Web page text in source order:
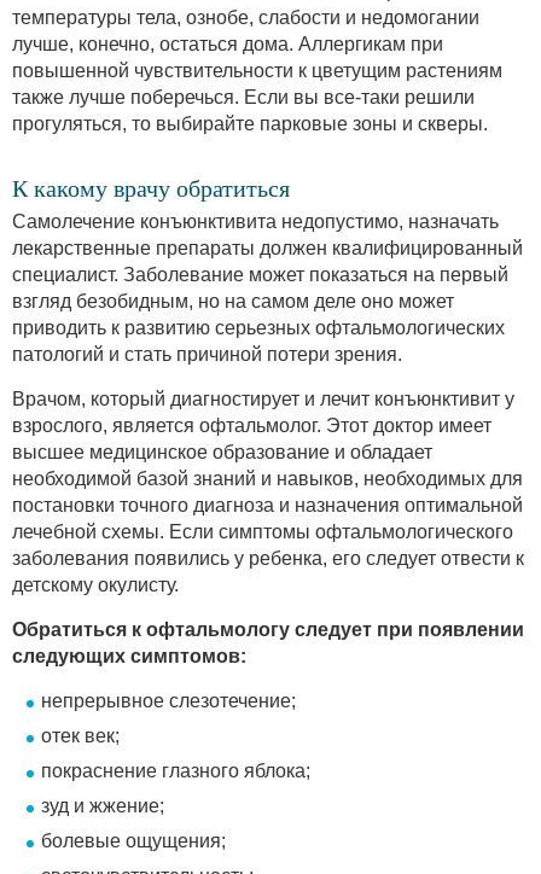
температуры тела, ознобе, слабости и недомогании
лучше, конечно, остаться дома. Аллергикам при
повышенной чувствительности к цветущим растениям
также лучше поберечься. Если вы все-таки решили
прогуляться, то выбирайте парковые зоны и скверы.
К какому врачу обратиться
Самолечение конъюнктивита недопустимо, назначать
лекарственные препараты должен квалифицированный
специалист. Заболевание может показаться на первый
взгляд безобидным, но на самом деле оно может
приводить к развитию серьезных офтальмологических
патологий и стать причиной потери зрения.
Врачом, который диагностирует и лечит конъюнктивит у
взрослого, является офтальмолог. Этот доктор имеет
высшее медицинское образование и обладает
необходимой базой знаний и навыков, необходимых для
постановки точного диагноза и назначения оптимальной
лечебной схемы. Если симптомы офтальмологического
заболевания появились у ребенка, его следует отвести к
детскому окулисту.
Обратиться к офтальмологу следует при появлении
следующих симптомов:
непрерывное слезотечение;
отек век;
покраснение глазного яблока;
зуд и жжение;
болевые ощущения;